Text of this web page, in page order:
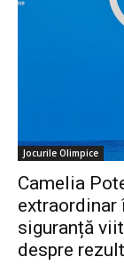
Jocurile Olimpice
Camelia
extraordinar
siguranță
despre